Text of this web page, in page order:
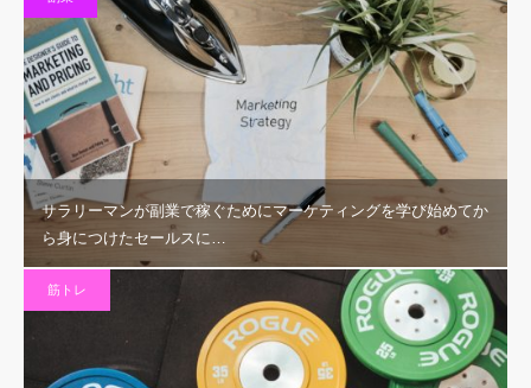
サラリーマンが副業で稼ぐためにマーケティングを学び始めてか
ら身につけたセールスに…
筋トレ